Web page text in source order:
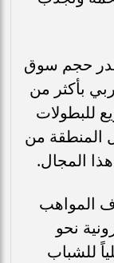
حجم سوق
بأكثر من
نمو سريع للبطولات
المنطقة من
المجال.
المواهب
نحو
للشباب